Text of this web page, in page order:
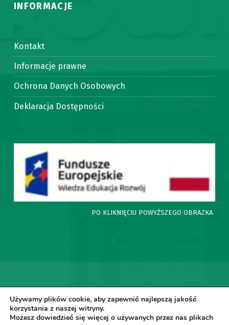
INFORMACJE
Kontakt
Informacje prawne
Ochrona Danych Osobowych
Deklaracja Dostępności
PO KLIKNIĘCIU POWYŻSZEGO OBRAZKA
© SPZOZ Kalwaria Zebrzydowska
Używamy plików cookie, aby zapewnić najlepszą jakość
korzystania z naszej witryny.
Możesz dowiedzieć się więcej o używanych przez nas plikach